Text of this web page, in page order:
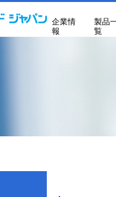
企業情
報
製品
覧